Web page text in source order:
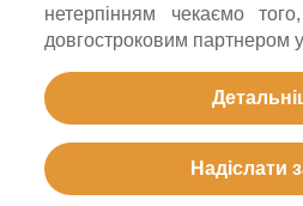
нетерпінням чекаємо
довгостроковим партнером у
Надіслати